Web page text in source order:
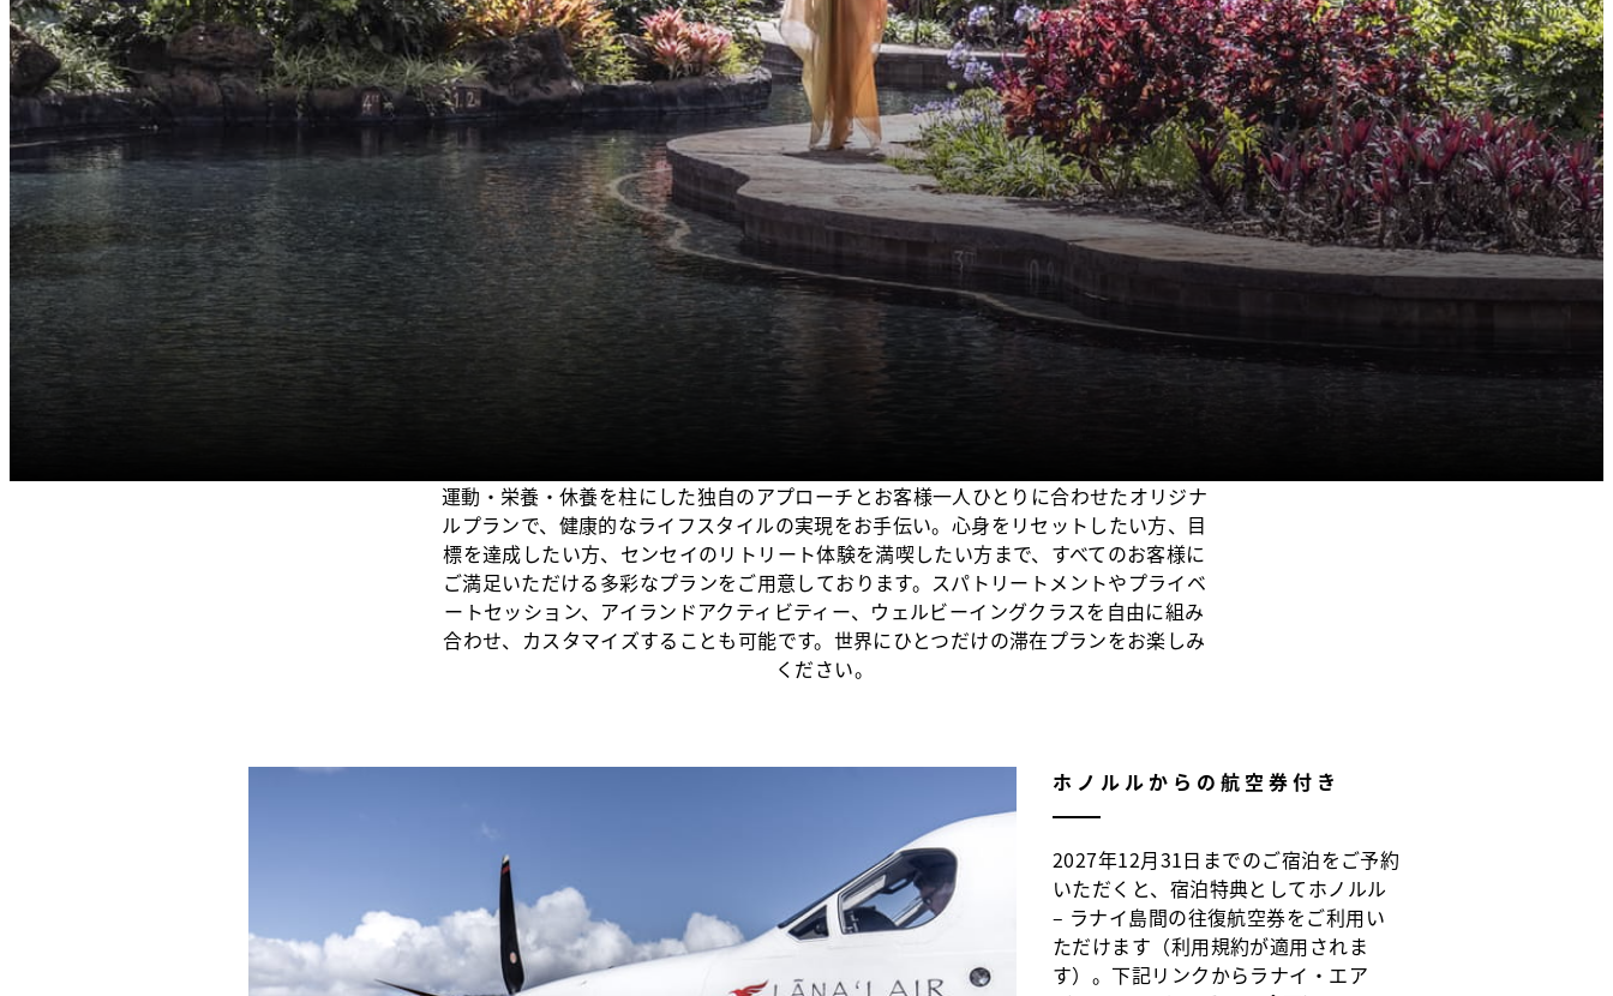
運動・栄養・休養を柱にした独自のアプローチとお客様一人ひとりに合わせたオリジナ
ルプランで、健康的なライフスタイルの実現をお手伝い。心身をリセットしたい方、目
標を達成したい方、センセイのリトリート体験を満喫したい方まで、すべてのお客様に
ご満足いただける多彩なプランをご用意しております。スパトリートメントやプライベ
ートセッション、アイランドアクティビティー、ウェルビーイングクラスを自由に組み
合わせ、カスタマイズすることも可能です。世界にひとつだけの滞在プランをお楽しみ
ください。
ホノルルからの航空券付き
2027年12月31日までのご宿泊をご予約
いただくと、宿泊特典としてホノルル
– ラナイ島間の往復航空券をご利用い
ただけます（利用規約が適用されま
す）。下記リンクからラナイ・エア